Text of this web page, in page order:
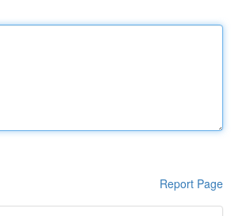
Report Page